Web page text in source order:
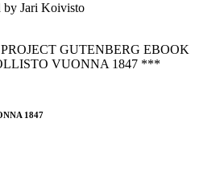
by Jari Koivisto
GUTENBERG EBOOK
VUONNA 1847 ***
1847